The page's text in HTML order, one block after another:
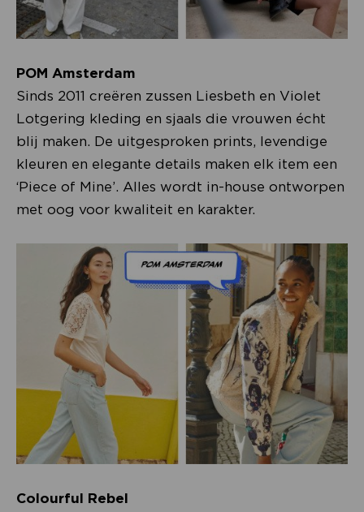
POM Amsterdam
Sinds 2011 creëren zussen Liesbeth en Violet
Lotgering kleding en sjaals die vrouwen écht
blij maken. De uitgesproken prints, levendige
kleuren en elegante details maken elk item een
‘Piece of Mine’. Alles wordt in-house ontworpen
met oog voor kwaliteit en karakter.
Colourful Rebel